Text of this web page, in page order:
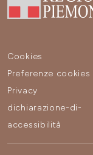
Cookies
Preferenze cookies
Privacy
dichiarazione-di-
accessibilità